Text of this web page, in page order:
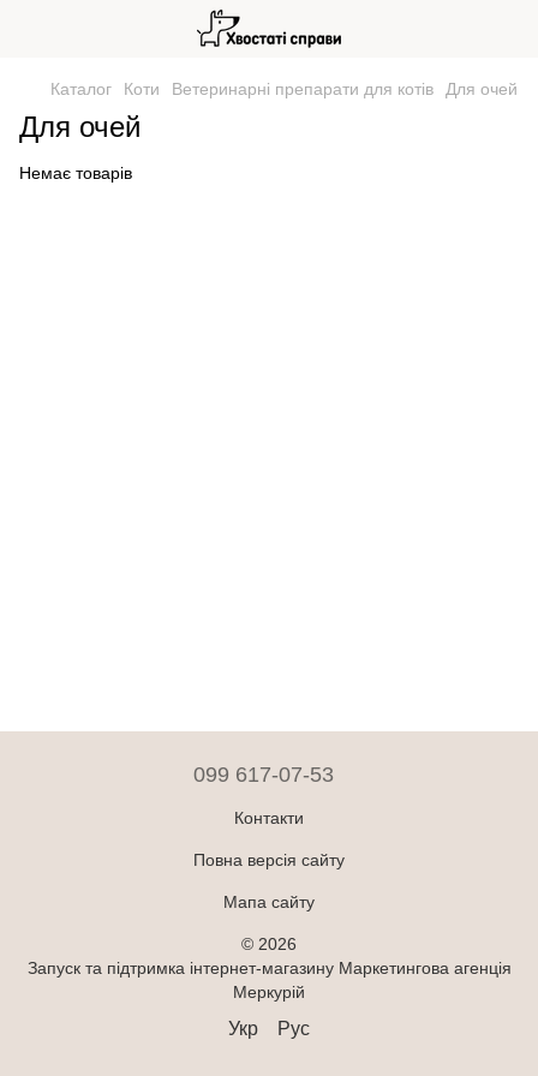
Каталог Коти Ветеринарні препарати для котів Для очей
Для очей
Немає товарів
099 617-07-53
Контакти
Повна версія сайту
Мапа сайту
© 2026
Запуск та підтримка інтернет-магазину Маркетингова агенція
Меркурій
Укр Рус